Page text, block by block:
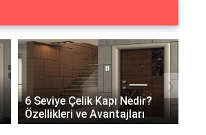
6 Seviye Çelik Kapı Nedir?
Özellikleri ve Avantajları
›